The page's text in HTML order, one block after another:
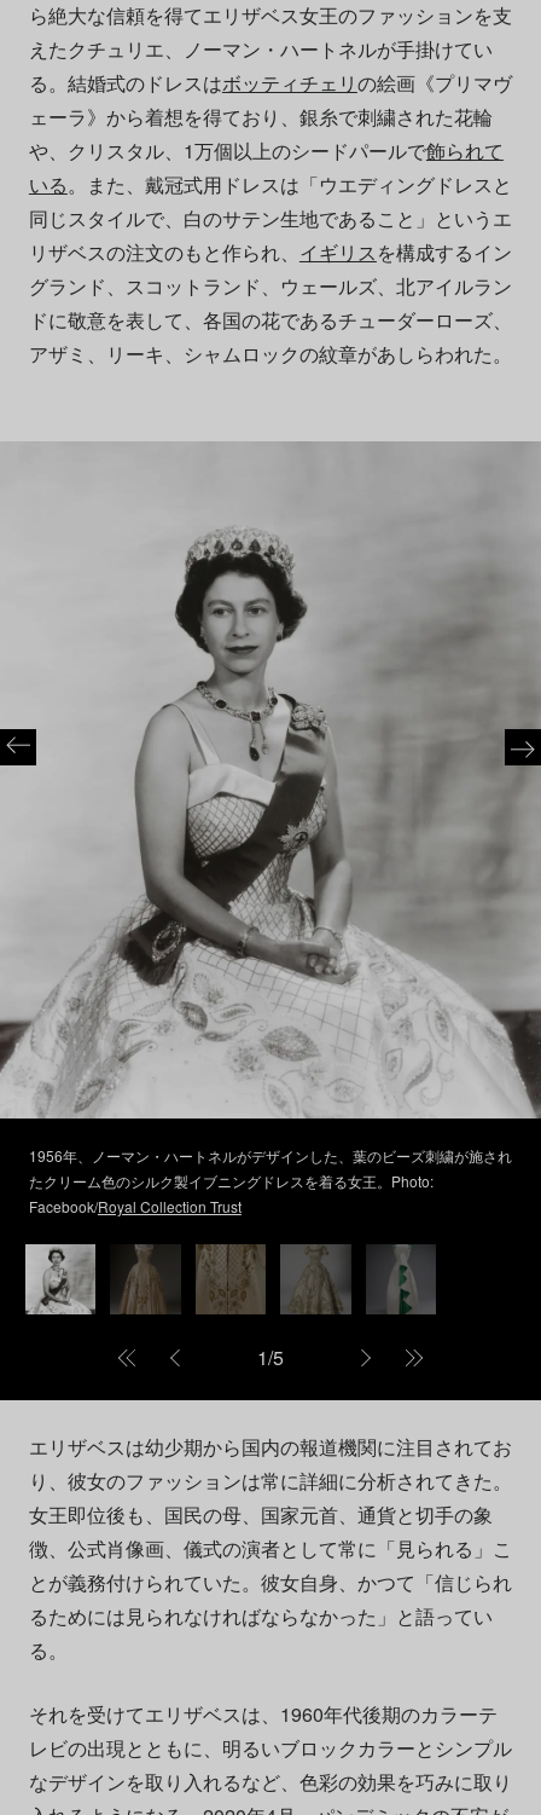
ら絶大な信頼を得てエリザベス女王のファッションを支
えたクチュリエ、ノーマン・ハートネルが手掛けてい
る。結婚式のドレスはボッティチェリの絵画《プリマヴ
ェーラ》から着想を得ており、銀糸で刺繍された花輪
や、クリスタル、1万個以上のシードパールで飾られて
いる。また、戴冠式用ドレスは「ウエディングドレスと
同じスタイルで、白のサテン生地であること」というエ
リザベスの注文のもと作られ、 イギリスを構成するイン
グランド、スコットランド、ウェールズ、北アイルラン
ドに敬意を表して、各国の花であるチューダーローズ、
アザミ、リーキ、シャムロックの紋章があしらわれた。
1956年、ノーマン・ハートネルがデザインした、葉のビーズ刺繍が施され
たクリーム色のシルク製イブニングドレスを着る女王。Photo:
Facebook/Royal Collection Trust
1/5
エリザベスは幼少期から国内の報道機関に注目されてお
り、彼女のファッションは常に詳細に分析されてきた。
女王即位後も、国民の母、国家元首、通貨と切手の象
徴、公式肖像画、儀式の演者として常に「見られる」こ
とが義務付けられていた。彼女自身、かつて「信じられ
るためには見られなければならなかった」と語ってい
る。
それを受けてエリザベスは、1960年代後期のカラーテ
レビの出現とともに、明るいブロックカラーとシンプル
なデザインを取り入れるなど、色彩の効果を巧みに取り